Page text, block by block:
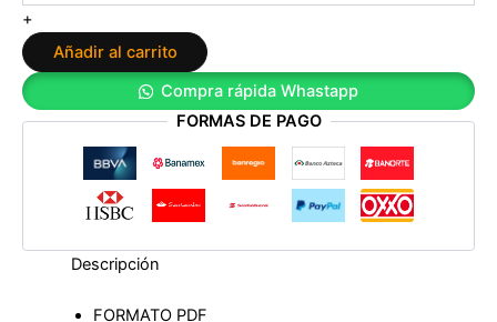
José
Tadeo
cantidad
+
Añadir al carrito
Compra rápida Whastapp
FORMAS DE PAGO
Descripción
FORMATO PDF